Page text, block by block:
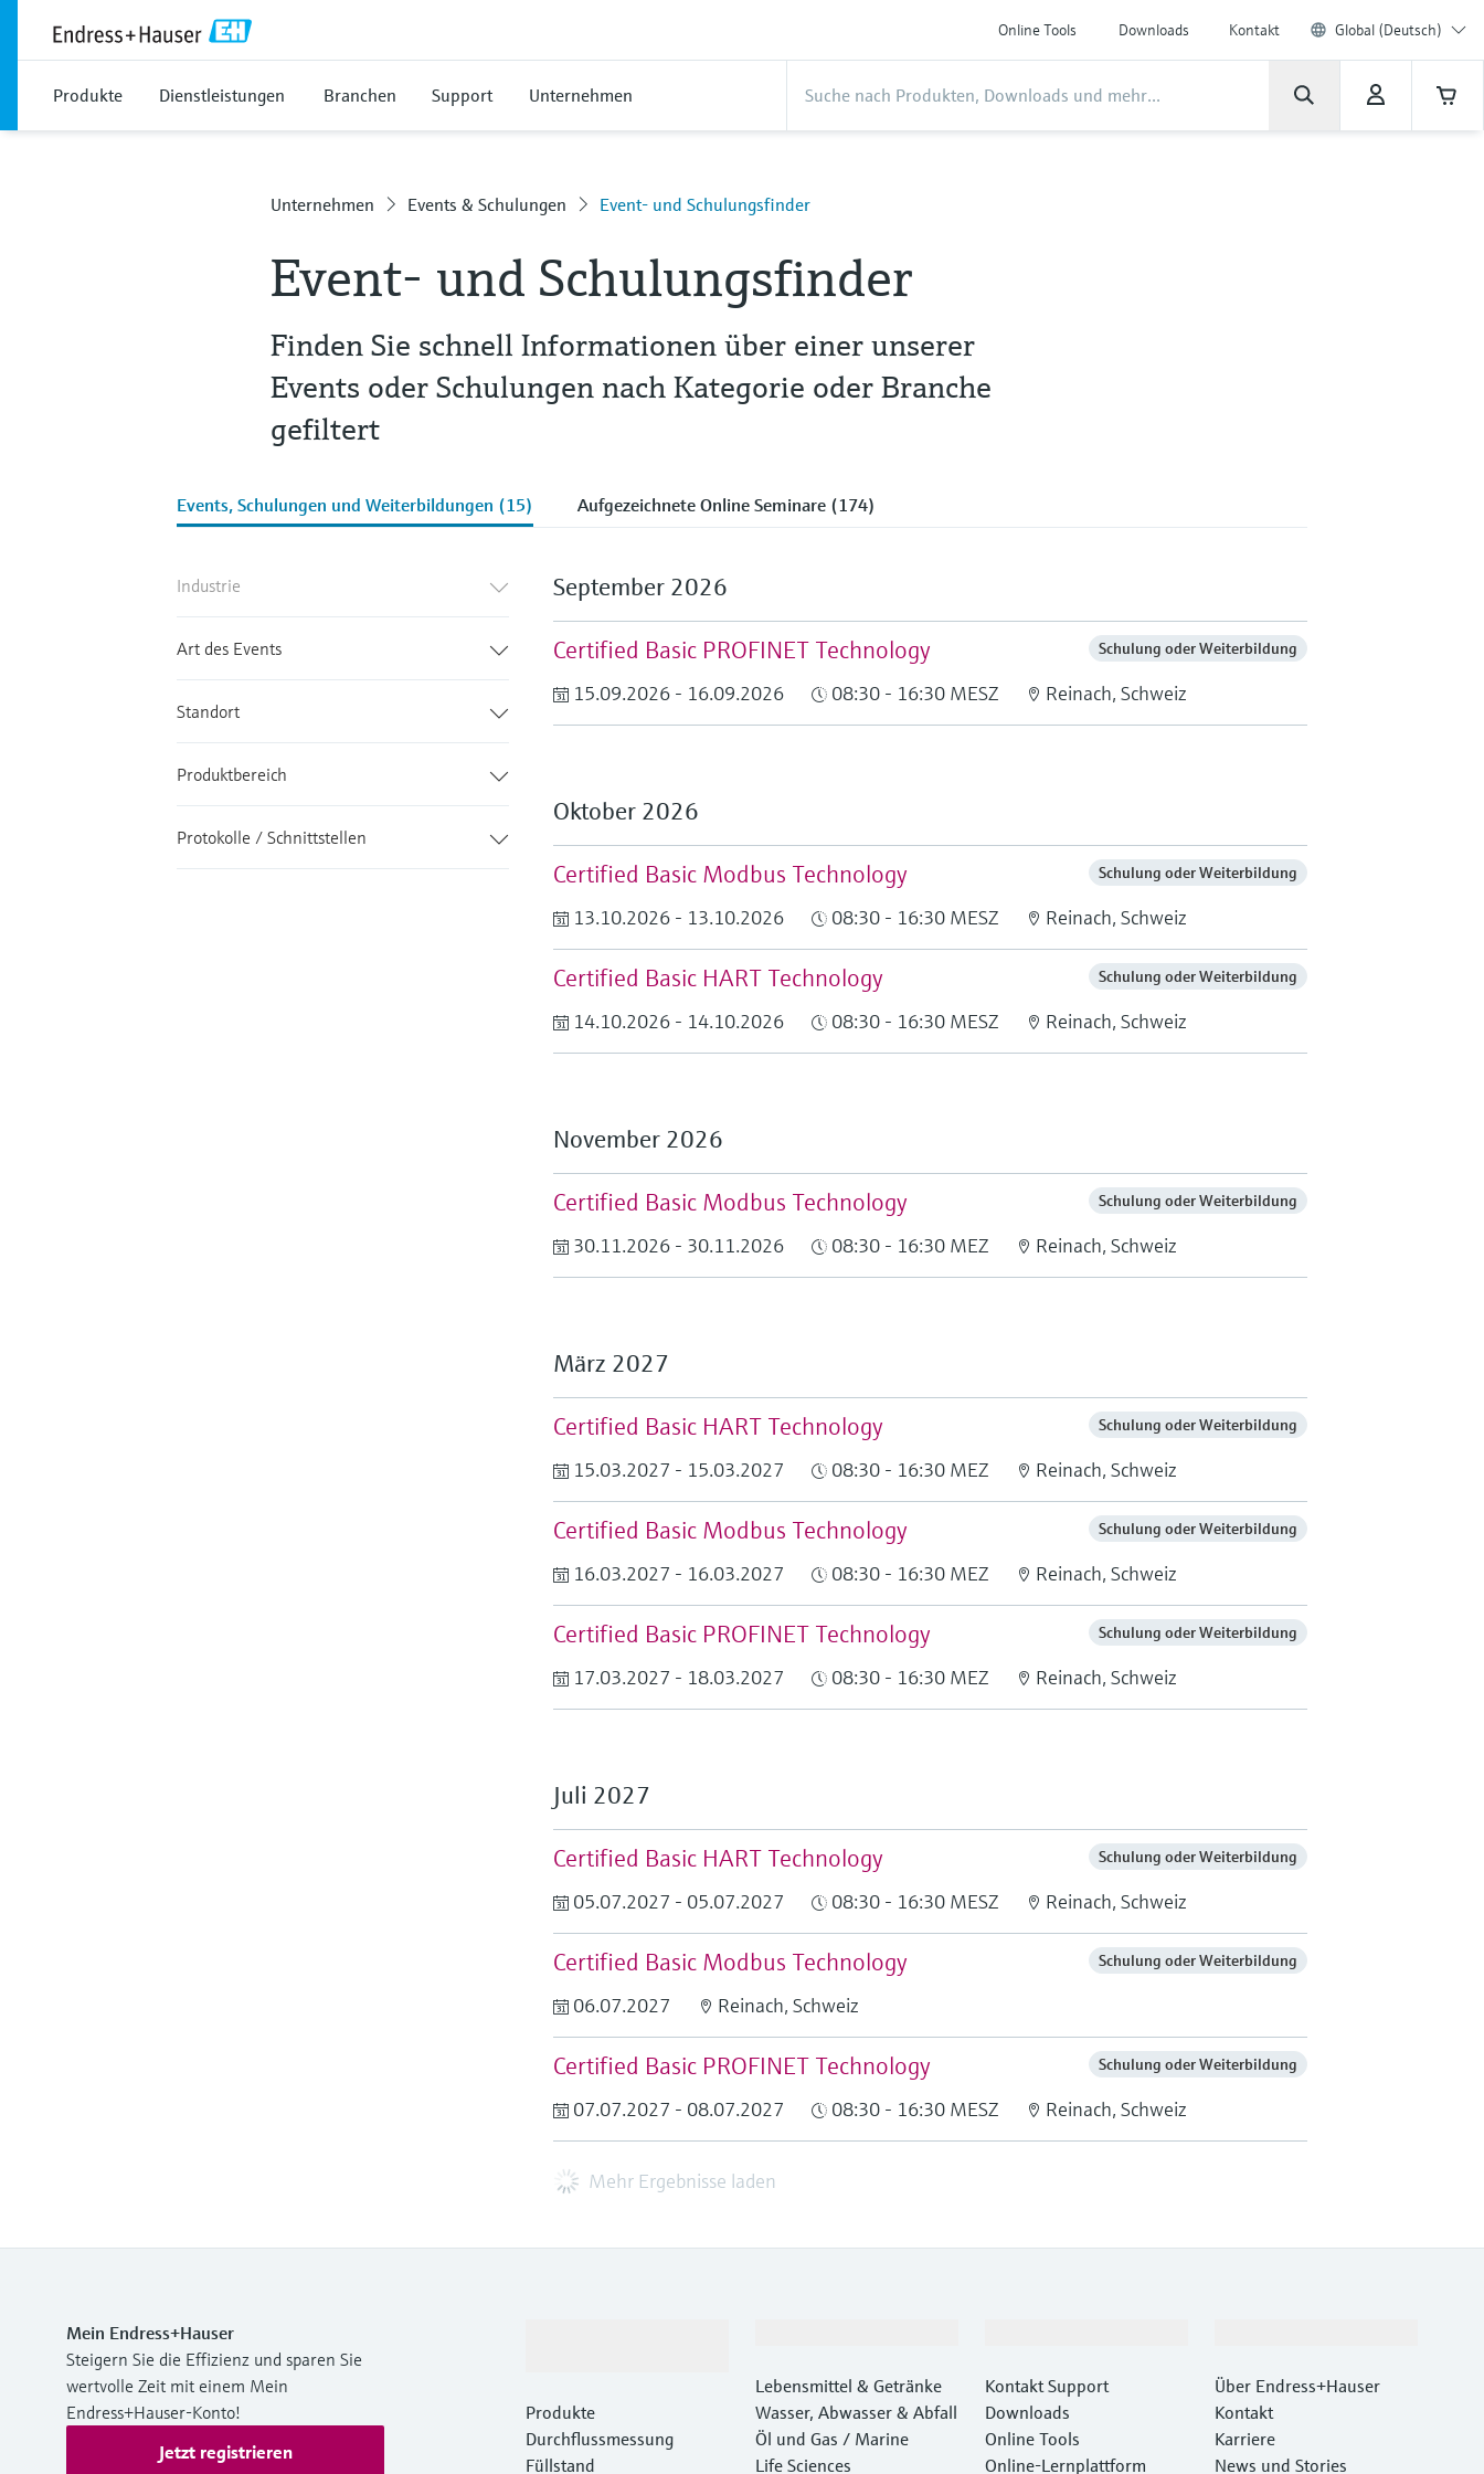
Online Tools Downloads Kontakt Global (Deutsch)
Produkte Dienstleistungen Branchen Support Unternehmen
Unternehmen Events & Schulungen Event- und Schulungsfinder
Event- und Schulungsfinder
Finden Sie schnell Informationen über einer unserer
Events oder Schulungen nach Kategorie oder Branche
gefiltert
Events, Schulungen und Weiterbildungen (15) Aufgezeichnete Online Seminare (174)
Industrie
Art des Events
Standort
Produktbereich
Protokolle / Schnittstellen
September 2026
Certified Basic PROFINET Technology Schulung oder Weiterbildung
15.09.2026 - 16.09.2026 08:30 - 16:30 MESZ Reinach, Schweiz
Oktober 2026
Certified Basic Modbus Technology Schulung oder Weiterbildung
13.10.2026 - 13.10.2026 08:30 - 16:30 MESZ Reinach, Schweiz
Certified Basic HART Technology Schulung oder Weiterbildung
14.10.2026 - 14.10.2026 08:30 - 16:30 MESZ Reinach, Schweiz
November 2026
Certified Basic Modbus Technology Schulung oder Weiterbildung
30.11.2026 - 30.11.2026 08:30 - 16:30 MEZ Reinach, Schweiz
März 2027
Certified Basic HART Technology Schulung oder Weiterbildung
15.03.2027 - 15.03.2027 08:30 - 16:30 MEZ Reinach, Schweiz
Certified Basic Modbus Technology Schulung oder Weiterbildung
16.03.2027 - 16.03.2027 08:30 - 16:30 MEZ Reinach, Schweiz
Certified Basic PROFINET Technology Schulung oder Weiterbildung
17.03.2027 - 18.03.2027 08:30 - 16:30 MEZ Reinach, Schweiz
Juli 2027
Certified Basic HART Technology Schulung oder Weiterbildung
05.07.2027 - 05.07.2027 08:30 - 16:30 MESZ Reinach, Schweiz
Certified Basic Modbus Technology Schulung oder Weiterbildung
06.07.2027 Reinach, Schweiz
Certified Basic PROFINET Technology Schulung oder Weiterbildung
07.07.2027 - 08.07.2027 08:30 - 16:30 MESZ Reinach, Schweiz
Mehr Ergebnisse laden
Mein Endress+Hauser
Steigern Sie die Effizienz und sparen Sie
wertvolle Zeit mit einem Mein
Endress+Hauser-Konto!
Jetzt registrieren
Produkte
Durchflussmessung
Füllstand
Lebensmittel & Getränke
Wasser, Abwasser & Abfall
Öl und Gas / Marine
Life Sciences
Kontakt Support
Downloads
Online Tools
Online-Lernplattform
Über Endress+Hauser
Kontakt
Karriere
News und Stories